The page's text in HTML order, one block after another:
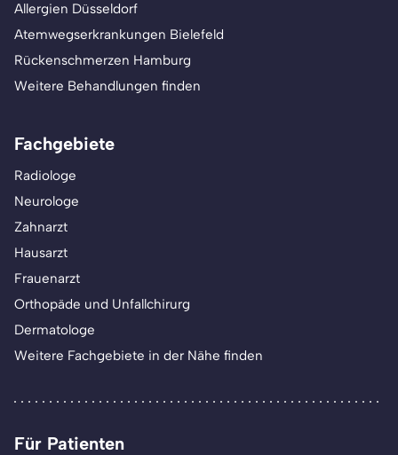
Allergien Düsseldorf
Atemwegserkrankungen Bielefeld
Rückenschmerzen Hamburg
Weitere Behandlungen finden
Fachgebiete
Radiologe
Neurologe
Zahnarzt
Hausarzt
Frauenarzt
Orthopäde und Unfallchirurg
Dermatologe
Weitere Fachgebiete in der Nähe finden
Für Patienten